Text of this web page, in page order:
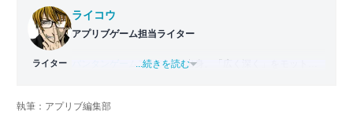
ライター
ライコウ
アプリブゲーム担当ライター
バンタンゲームアカデミー 出身。「広く深く」をモットー
ゲームだけでも1,000本以上。ゲーム開発者を目指した経験
...続きを読む
執筆：アプリブ編集部